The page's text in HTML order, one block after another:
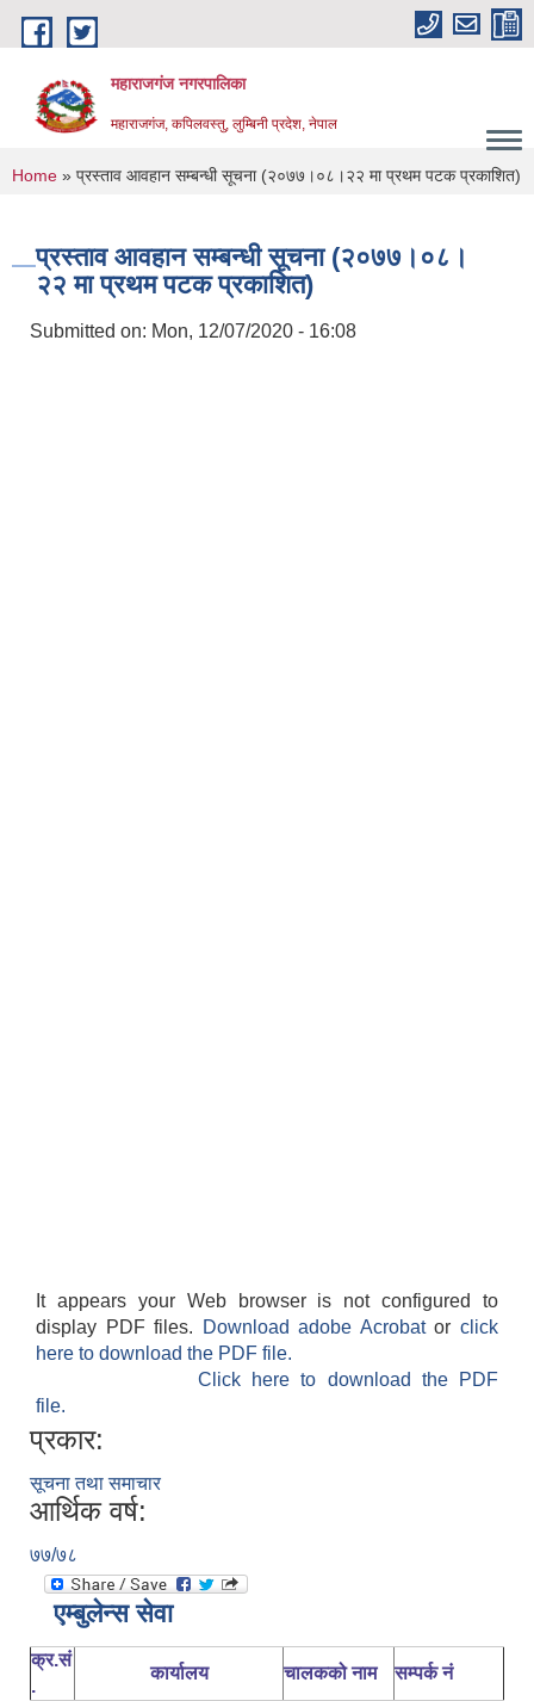
Skip to main content
महाराजगंज नगरपालिका
महाराजगंज, कपिलवस्तु, लुम्बिनी प्रदेश, नेपाल
You are here
Home » प्रस्ताव आवहान सम्बन्धी सूचना (२०७७।०८।२२ मा प्रथम पटक प्रकाशित)
प्रस्ताव आवहान सम्बन्धी सूचना (२०७७।०८।
२२ मा प्रथम पटक प्रकाशित)
Submitted on: Mon, 12/07/2020 - 16:08
It appears your Web browser is not configured to
display PDF files.
Download adobe Acrobatorclick
here to download the PDF file.
Click here to download the PDF
file.
प्रकार:
सूचना तथा समाचार
आर्थिक वर्ष:
७७/७८
एम्बुलेन्स सेवा
क्र.सं
.
कार्यालय चालकको नाम सम्पर्क नं